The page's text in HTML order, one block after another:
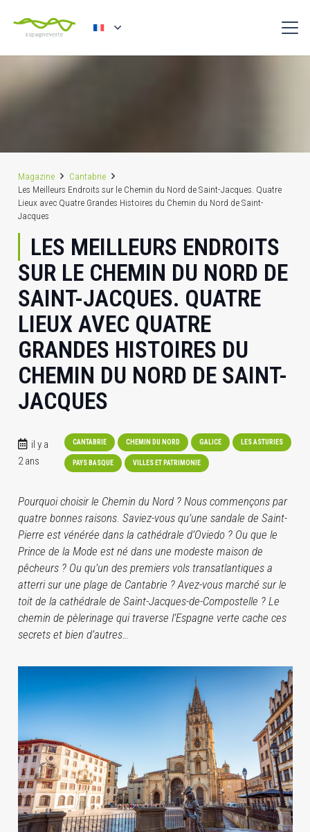
Magazine
Cantabrie
Les Meilleurs Endroits sur le Chemin du Nord de Saint-Jacques. Quatre
Lieux avec Quatre Grandes Histoires du Chemin du Nord de Saint-
Jacques
LES MEILLEURS ENDROITS
SUR LE CHEMIN DU NORD DE
SAINT-JACQUES. QUATRE
LIEUX AVEC QUATRE
GRANDES HISTOIRES DU
CHEMIN DU NORD DE SAINT-
JACQUES
il y a
2 ans
CANTABRIE CHEMIN DU NORD GALICE LES ASTURIES
PAYS BASQUE VILLES ET PATRIMONIE
Pourquoi choisir le Chemin du Nord ? Nous commençons par
quatre bonnes raisons. Saviez-vous qu’une sandale de Saint-
Pierre est vénérée dans la cathédrale d’Oviedo ? Ou que le
Prince de la Mode est né dans une modeste maison de
pêcheurs ? Ou qu’un des premiers vols transatlantiques a
atterri sur une plage de Cantabrie ? Avez-vous marché sur le
toit de la cathédrale de Saint-Jacques-de-Compostelle ? Le
chemin de pèlerinage qui traverse l’Espagne verte cache ces
secrets et bien d’autres…